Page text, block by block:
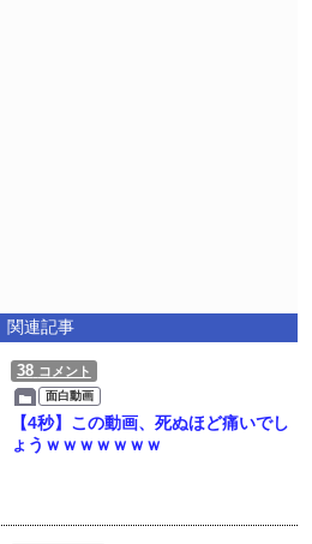
関連記事
38 コメント
面白動画
【4秒】この動画、死ぬほど痛いでし
ょうｗｗｗｗｗｗｗ